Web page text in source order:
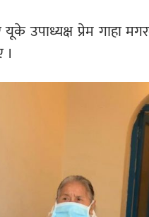
उपाध्यक्ष प्रेम गाहा